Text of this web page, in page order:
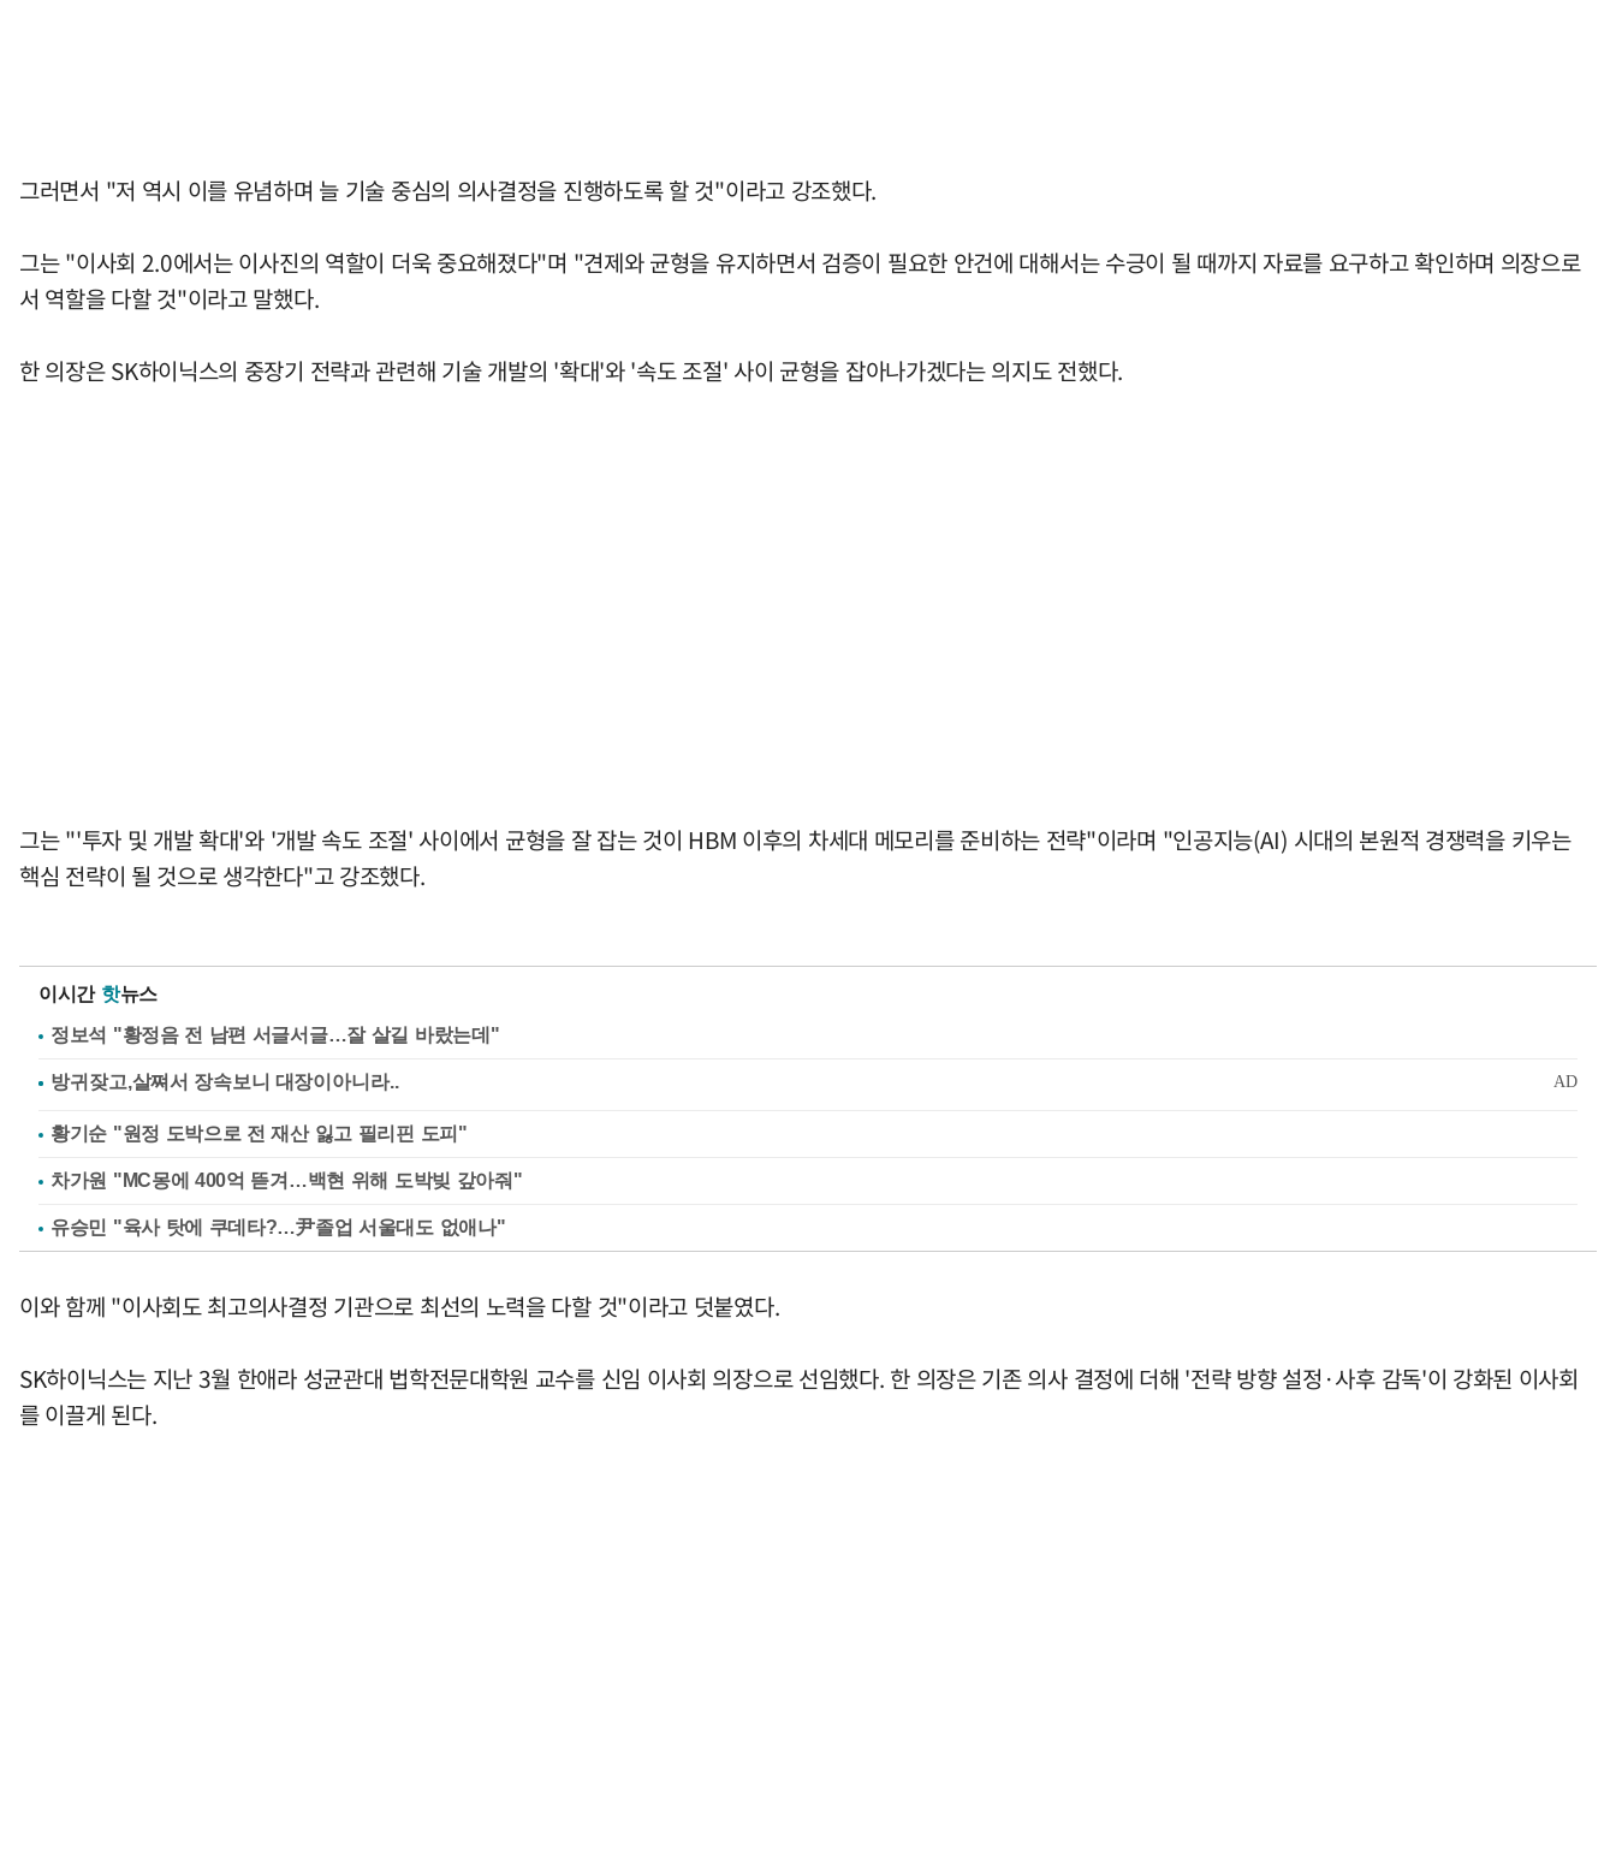
그러면서 "저 역시 이를 유념하며 늘 기술 중심의 의사결정을 진행하도록 할 것"이라고 강조했다.
그는 "이사회 2.0에서는 이사진의 역할이 더욱 중요해졌다"며 "견제와 균형을 유지하면서 검증이 필요한 안건에 대해서는 수긍이 될 때까지 자료를 요구하고 확인하며 의장으로
서 역할을 다할 것"이라고 말했다.
한 의장은 SK하이닉스의 중장기 전략과 관련해 기술 개발의 '확대'와 '속도 조절' 사이 균형을 잡아나가겠다는 의지도 전했다.
그는 "'투자 및 개발 확대'와 '개발 속도 조절' 사이에서 균형을 잘 잡는 것이 HBM 이후의 차세대 메모리를 준비하는 전략"이라며 "인공지능(AI) 시대의 본원적 경쟁력을 키우는
핵심 전략이 될 것으로 생각한다"고 강조했다.
이시간 핫뉴스
정보석 "황정음 전 남편 서글서글…잘 살길 바랐는데"
황기순 "원정 도박으로 전 재산 잃고 필리핀 도피"
차가원 "MC몽에 400억 뜯겨…백현 위해 도박빚 갚아줘"
유승민 "육사 탓에 쿠데타?…尹졸업 서울대도 없애나"
이와 함께 "이사회도 최고의사결정 기관으로 최선의 노력을 다할 것"이라고 덧붙였다.
SK하이닉스는 지난 3월 한애라 성균관대 법학전문대학원 교수를 신임 이사회 의장으로 선임했다. 한 의장은 기존 의사 결정에 더해 '전략 방향 설정·사후 감독'이 강화된 이사회
를 이끌게 된다.